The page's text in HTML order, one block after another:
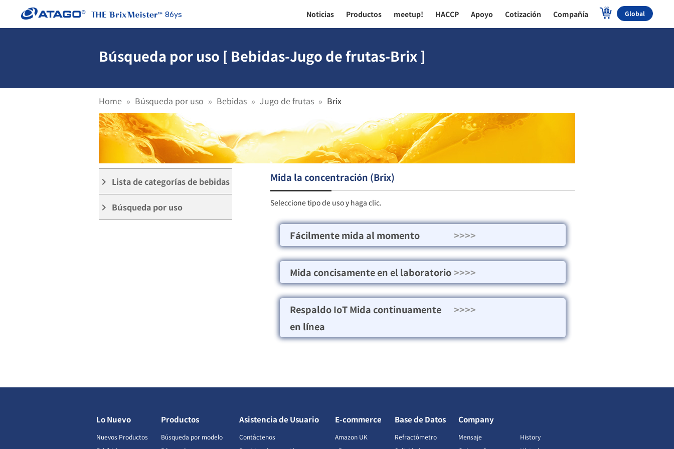
86ys Noticias Productos meetup! HACCP Apoyo Cotización Compañía Global
Búsqueda por uso [ Bebidas-Jugo de frutas-Brix ]
Home Búsqueda por uso Bebidas Jugo de frutas Brix
keyboard_arrow_right Lista de categorías de bebidas
keyboard_arrow_right Búsqueda por uso
Mida la concentración (Brix)
Seleccione tipo de uso y haga clic.
Fácilmente mida al momento >>>>
Mida concisamente en el laboratorio>>>>
Respaldo IoT Mida continuamente
en línea
>>>>
Lo Nuevo
Nuevos Productos
Productos
Búsqueda por modelo
Asistencia de Usuario
Contáctenos
E-commerce
Amazon UK
Base de Datos
Refractómetro
Company
Mensaje
History